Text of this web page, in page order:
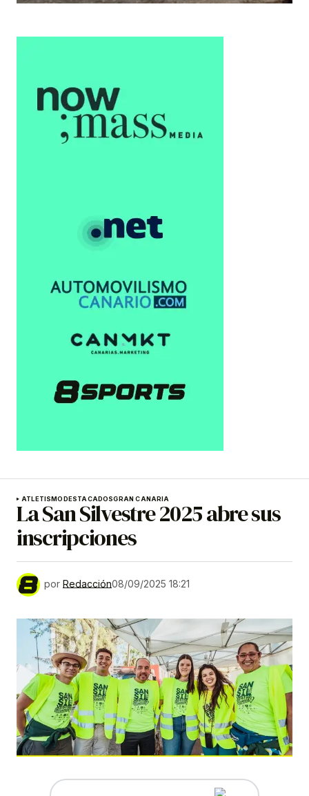
ATLETISMODESTACADOSGRAN CANARIA
La San Silvestre 2025 abre sus
inscripciones
por Redacción08/09/2025 18:21